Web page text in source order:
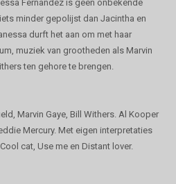
Fernandez is geen onbekende
minder gepolijst dan Jacintha en
durft het aan om met haar
muziek van grootheden als Marvin
ten gehore te brengen.
Marvin Gaye, Bill Withers. Al Kooper
Mercury. Met eigen interpretaties
cat, Use me en Distant lover.